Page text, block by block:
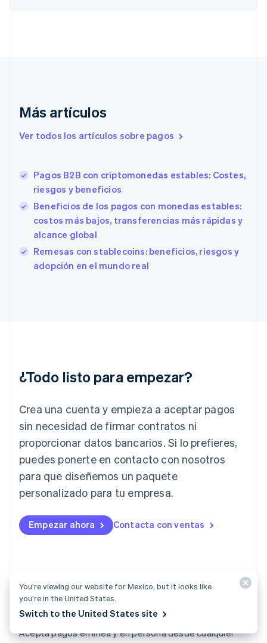
Más artículos
Ver todos los artículos sobre pagos
Pagos B2B con criptomonedas estables: Costes,
riesgos y beneficios
Beneficios de los pagos con monedas estables:
costos más bajos, transferencias más rápidas y
alcance global
Remesas con stablecoins: beneficios, riesgos y
adopción en el mundo real
¿Todo listo para empezar?
Crea una cuenta y empieza a aceptar pagos
sin necesidad de firmar contratos ni
proporcionar datos bancarios. Si lo prefieres,
puedes ponerte en contacto con nosotros
para que diseñemos un paquete
personalizado para tu empresa.
Empezar ahora Contacta con ventas
Payments
Acepta pagos en línea y en persona desde cualquier
Eslovaquia
Eslovenia
Español English
Estados Unidos
EnglishEspañol简体中文
English
Finlandia
EnglishSvenska
Francia
Français
Irlanda
Italia
English
Japón
日本語English
Letonia
Liechtenstein
DeutschEnglish
English
Luxemburgo
English
México
EspañolEnglish
English
You’re viewing our website for Mexico, but it looks like
you’re in the United States.
Switch to the United States site